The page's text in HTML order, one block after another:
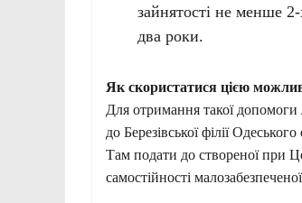
зайнятості не менше
два роки.
Як скористатися цією
Для отримання такої
до Березівської філії
Там подати до створеної при
самостійності малозабезпеченої